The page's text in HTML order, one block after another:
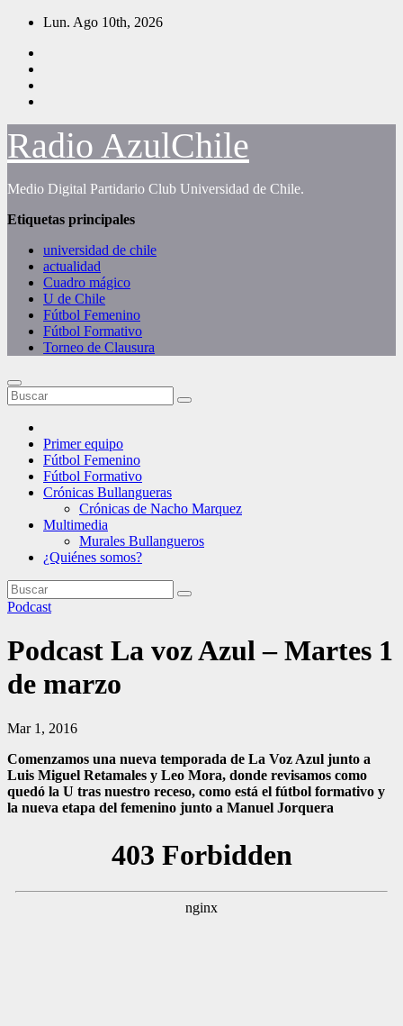
Saltar
contenido
Lun. Ago 10th, 2026
Radio AzulChile
Medio Digital Partidario Club Universidad de Chile.
Etiquetas principales
universidad de chile
actualidad
Cuadro mágico
U de Chile
Fútbol Femenino
Fútbol Formativo
Torneo de Clausura
Primer equipo
Fútbol Femenino
Fútbol Formativo
Crónicas Bullangueras
Crónicas de Nacho Marquez
Multimedia
Murales Bullangueros
¿Quiénes somos?
Podcast
Podcast La voz Azul – Martes 1
de marzo
Mar 1, 2016
Comenzamos una nueva temporada de La Voz Azul junto a
Luis Miguel Retamales y Leo Mora, donde revisamos como
quedó la U tras nuestro receso, como está el fútbol formativo y
la nueva etapa del femenino junto a Manuel Jorquera